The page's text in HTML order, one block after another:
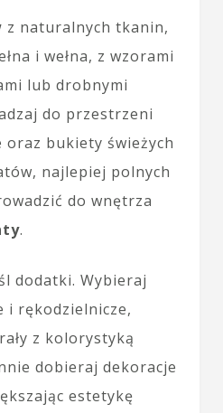
z naturalnych tkanin,
i wełna, z wzorami
lub drobnymi
do przestrzeni
bukiety świeżych
najlepiej polnych
do wnętrza
.
dodatki. Wybieraj
i rękodzielnicze,
z kolorystyką
dobieraj dekoracje
estetykę